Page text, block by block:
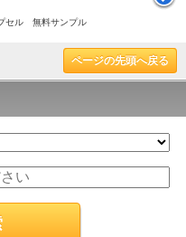
セル 無料サンプル
ページの先頭へ戻る